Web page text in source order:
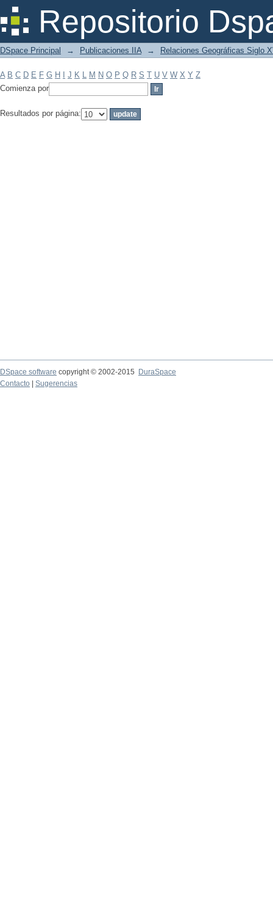
Repositorio
Filtrar por: Materia
DSpace Principal → Publicaciones IIA → Relaciones Geográficas Siglo
A B C D E F G H J K L M N O P Q R S T U V W X Y Z
Comienza por
Resultados por página:
DSpace software copyright © 2002-2015
DuraSpace
Contacto
Sugerencias